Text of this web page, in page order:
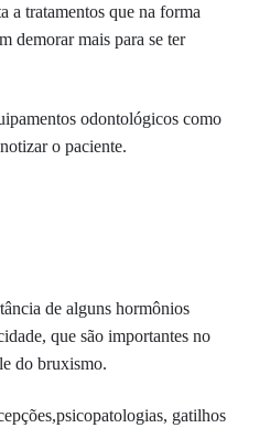
odontológico.
durante os procedimentos.
diversos motivos, o que acaba
adolescentes e adultos a
a tratamentos que na forma
demorar mais para se ter
odontológicos como
o paciente.
de alguns hormônios
que são importantes no
do bruxismo.
gatilhos